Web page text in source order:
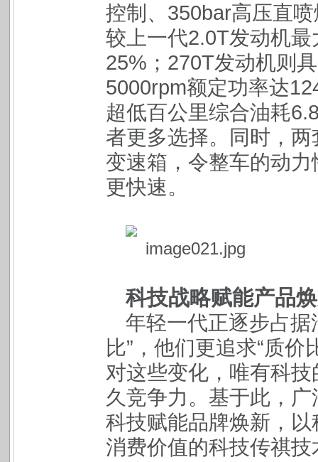
控制、350bar高压直
较上一代2.0T发动机
25%；270T发动机则
5000rpm额定功率达
超低百公里综合油耗
者更多选择。同时，
变速箱，令整车的动
更快速。
科技战略赋能产品
年轻一代正逐步占据
比”，他们更追求“质
对这些变化，唯有科
久竞争力。基于此，
科技赋能品牌焕新，
消费价值的科技传祺